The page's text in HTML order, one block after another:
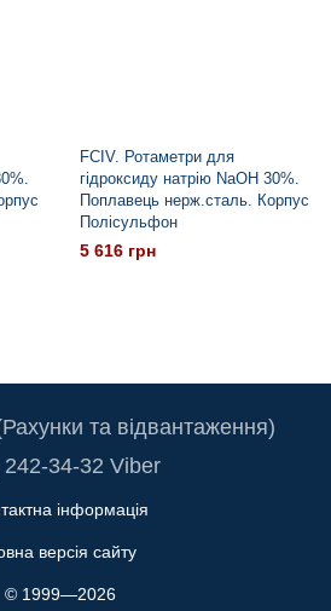
FCIV. Ротаметри для
гідроксиду натрію NaOH 30%.
Поплавець нерж.сталь. Корпус
Полісульфон
5 616 грн
та відвантаження)
242-34-32 Viber
інформація
версія сайту
© 1999—2026